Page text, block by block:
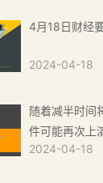
4月18日财经
2024-04-18
随着减半时间
件可能再次上
2024-04-18